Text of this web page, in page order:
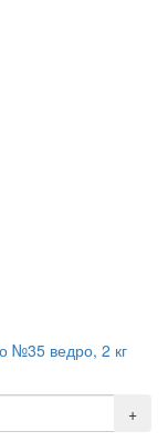
№35 ведро, 2 кг
+